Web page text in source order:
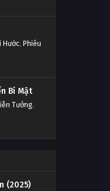
Hước, Phiêu
Bí Mật
Tưởng,
(2025)